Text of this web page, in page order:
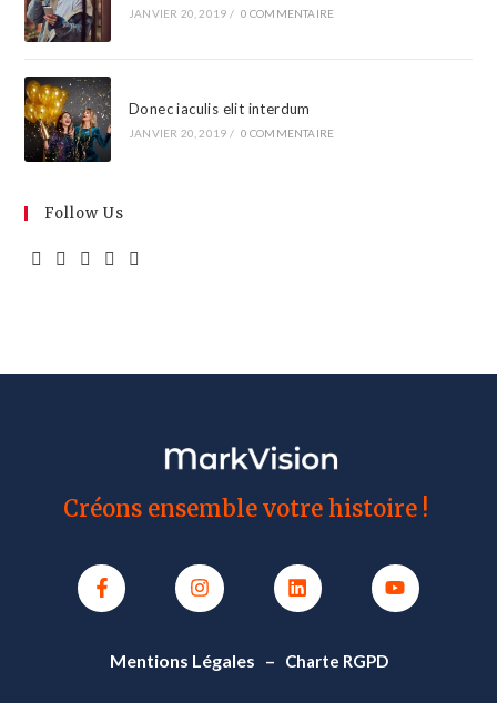
JANVIER 20, 2019 / 0 COMMENTAIRE
Donec iaculis elit interdum
JANVIER 20, 2019 / 0 COMMENTAIRE
Follow Us
Créons ensemble votre histoire !
Mentions Légales – Charte RGPD